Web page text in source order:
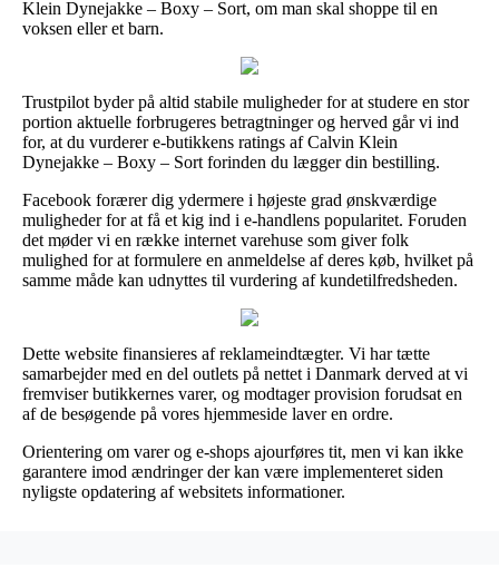
Klein Dynejakke – Boxy – Sort, om man skal shoppe til en
voksen eller et barn.
Trustpilot byder på altid stabile muligheder for at studere en stor
portion aktuelle forbrugeres betragtninger og herved går vi ind
for, at du vurderer e-butikkens ratings af Calvin Klein
Dynejakke – Boxy – Sort forinden du lægger din bestilling.
Facebook forærer dig ydermere i højeste grad ønskværdige
muligheder for at få et kig ind i e-handlens popularitet. Foruden
det møder vi en række internet varehuse som giver folk
mulighed for at formulere en anmeldelse af deres køb, hvilket på
samme måde kan udnyttes til vurdering af kundetilfredsheden.
Dette website finansieres af reklameindtægter. Vi har tætte
samarbejder med en del outlets på nettet i Danmark derved at vi
fremviser butikkernes varer, og modtager provision forudsat en
af de besøgende på vores hjemmeside laver en ordre.
Orientering om varer og e-shops ajourføres tit, men vi kan ikke
garantere imod ændringer der kan være implementeret siden
nyligste opdatering af websitets informationer.